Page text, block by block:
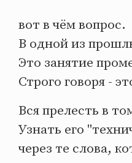
вот в чём вопрос.
В одной из
Это занятие
Строго говоря -
Вся прелесть в
Узнать его
через те слова,